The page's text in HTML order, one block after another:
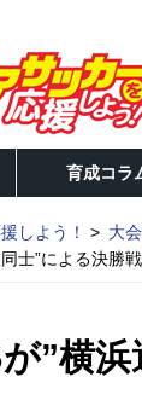
育成コラ
しよう！ 大
士”による決勝
”横